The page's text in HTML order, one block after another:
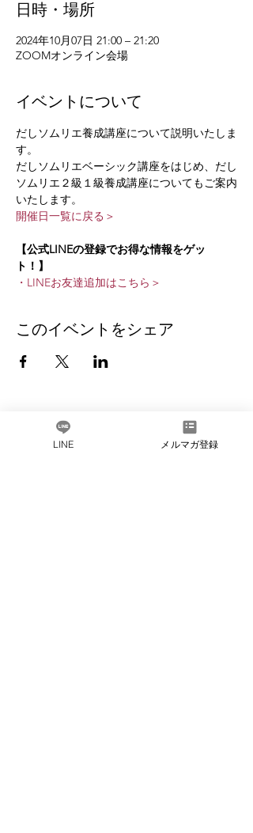
日時・場所
2024年10月07日 21:00 – 21:20
ZOOMオンライン会場
イベントについて
だしソムリエ養成講座について説明いたしま
す。
だしソムリエベーシック講座をはじめ、だし
ソムリエ２級１級養成講座についてもご案内
いたします。
開催日一覧に戻る＞
【公式LINEの登録でお得な情報をゲッ
ト！】
・LINEお友達追加はこちら＞
このイベントをシェア
だしソムリエとは​
会社概要LINE メルマガ登録